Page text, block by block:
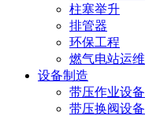
柱塞举升
排管器
环保工程
燃气电站运维
设备制造
带压作业设备
带压换阀设备